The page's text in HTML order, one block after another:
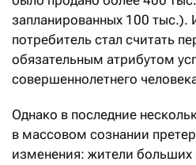
запланированных 100 тыс.).
потребитель стал считать
обязательным атрибутом
совершеннолетнего
Однако в последние
в массовом сознании
изменения: жители больших